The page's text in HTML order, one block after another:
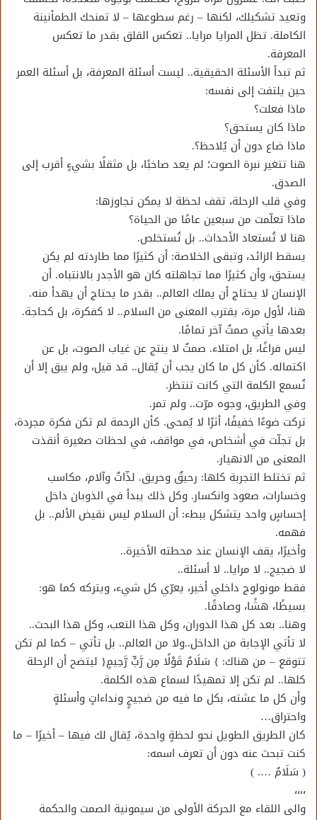
وتعيد تشكيلك، لكنها – رغم سطوعها – لا تمنحك الطمأنينة
الكاملة. تظل المرايا مرايا.. تعكس القلق بقدر ما تعكس
المعرفة.
ثم تبدأ الأسئلة الحقيقية.. ليست أسئلة المعرفة، بل أسئلة العمر
حين يلتفت إلى نفسه:
ماذا فعلت؟
ماذا كان يستحق؟
ماذا ضاع دون أن يُلاحظ؟.
هنا تتغير نبرة الصوت؛ لم يعد صاخبًا، بل مثقلًا بشيءٍ أقرب إلى
الصدق.
وفي قلب الرحلة، تقف لحظة لا يمكن تجاوزها:
ماذا تعلّمت من سبعين عامًا من الحياة؟
هنا لا تُستعاد الأحداث.. بل تُستخلص.
يسقط الزائد، وتبقى الخلاصة: أن كثيرًا مما طاردته لم يكن
يستحق، وأن كثيرًا مما تجاهلته كان هو الأجدر بالانتباه. أن
الإنسان لا يحتاج أن يملك العالم.. بقدر ما يحتاج أن يهدأ منه.
هنا، لأول مرة، يقترب المعنى من السلام.. لا كفكرة، بل كحاجة.
بعدها يأتي صمتٌ آخر تمامًا.
ليس فراغًا، بل امتلاء. صمتٌ لا ينتج عن غياب الصوت، بل عن
اكتماله. كأن كل ما كان يجب أن يُقال.. قد قيل، ولم يبق إلا أن
تُسمع الكلمة التي كانت تنتظر.
وفي الطريق، وجوه مرّت.. ولم تمر.
تركت ضوءًا خفيفًا، أثرًا لا يُمحى. كأن الرحمة لم تكن فكرة مجردة،
بل تجلّت في أشخاص، في مواقف، في لحظات صغيرة أنقذت
المعنى من الانهيار.
ثم تختلط التجربة كلها: رحيقٌ وحريق. لذّاتٌ وآلام، مكاسب
وخسارات، صعود وانكسار. وكل ذلك يبدأ في الذوبان داخل
إحساسٍ واحد يتشكل ببطء: أن السلام ليس نقيض الألم.. بل
فهمه.
وأخيرًا، يقف الإنسان عند محطته الأخيرة..
لا ضجيج.. لا مرايا.. لا أسئلة..
فقط مونولوج داخلي أخير، يعرّي كل شيء، ويتركه كما هو:
بسيطًا، هشًا، وصادقًا.
وهنا.. بعد كل هذا الدوران، وكل هذا التعب، وكل هذا البحث..
لا تأتي الإجابة من الداخل..ولا من العالم.. بل تأتي – كما لم تكن
تتوقع – من هناك: } سَلَامٌ قَوْلًا مِن رَّبٍّ رَّحِيمٍ{ ليتضح أن الرحلة
كلها.. لم تكن إلا تمهيدًا لسماع هذه الكلمة.
وأن كل ما عشته، بكل ما فيه من ضجيجٍ ونداءاتٍ وأسئلةٍ
واحتراق…
كان الطريق الطويل نحو لحظةٍ واحدة، يُقال لك فيها – أخيرًا – ما
كنت تبحث عنه دون أن تعرف اسمه:
( سَلَامٌ …. )
،،،،
والى اللقاء مع الحركة الأولى من سيمونية الصمت والحكمة